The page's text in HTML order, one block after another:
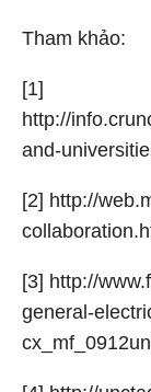
Tham khảo:
[1]
http://
and-
[2] http://
[3] http://
general-